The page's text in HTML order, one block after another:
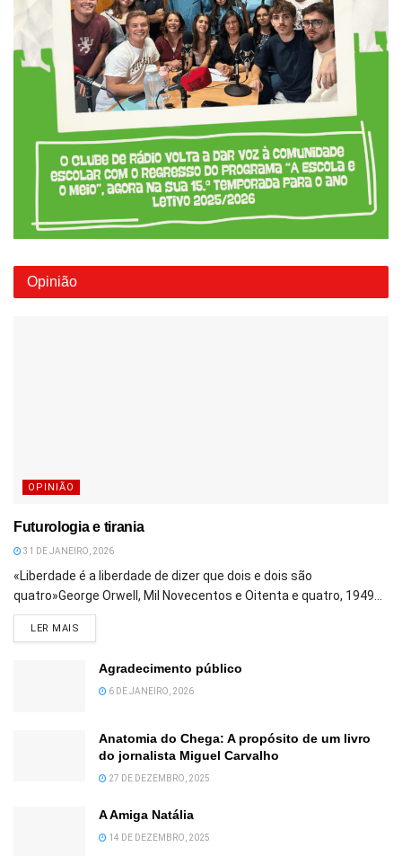
Opinião
OPINIÃO
Futurologia e tirania
31 DE JANEIRO, 2026
«Liberdade é a liberdade de dizer que dois e dois são
quatro»George Orwell, Mil Novecentos e Oitenta e quatro, 1949...
LER MAIS
Agradecimento público
6 DE JANEIRO, 2026
Anatomia do Chega: A propósito de um livro
do jornalista Miguel Carvalho
27 DE DEZEMBRO, 2025
A Amiga Natália
14 DE DEZEMBRO, 2025